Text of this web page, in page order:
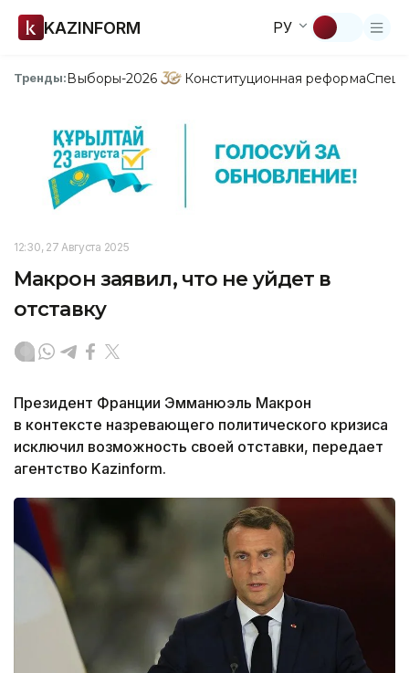
KAZINFORM РУ
Тренды:Выборы-2026 Конституционная реформа
12:30, 27 Августа 2025
Макрон заявил, что не уйдет в
отставку
Президент Франции Эмманюэль Макрон
в контексте назревающего политического кризиса
исключил возможность своей отставки, передает
агентство Kazinform.